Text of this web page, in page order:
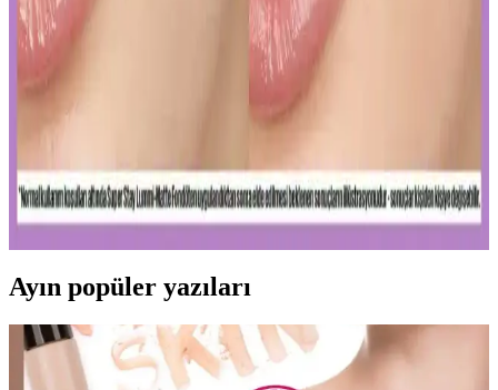
Diş macunu ve diş fırçası, ağız hijyeninin temel taşlarıdır. Florür
içeren ürünler dişleri güçlendirir, düzenli kullanım sağlıklı gülüşler
sağlar.
Uzun Süre Kalıcı ve Doğal Mat Fondötenler:
Günlük Kullanım İçin En İyi Seçenekler ve İpuçları
dayanıklı formülleriyle gün boyu tazelik sağlar. Cilt tipine uygun
seçenekler ve doğru uygulama ipuçlarıyla makyajınızı
mükemmelleştirin.
Ayın popüler yazıları